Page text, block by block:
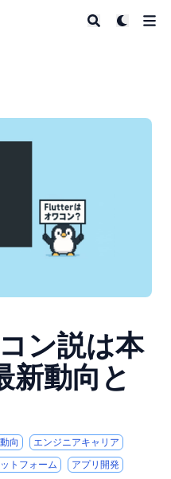
ン説は本
新動向と
向
エンジニアキャリア
トフォーム
アプリ開発